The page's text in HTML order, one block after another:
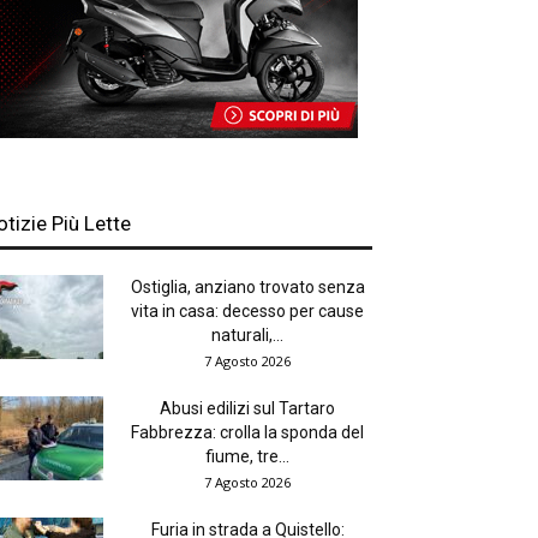
Più Lette
Ostiglia, anziano trovato senza
vita in casa: decesso per cause
naturali,...
7 Agosto 2026
Abusi edilizi sul Tartaro
Fabbrezza: crolla la sponda del
fiume, tre...
7 Agosto 2026
Furia in strada a Quistello: